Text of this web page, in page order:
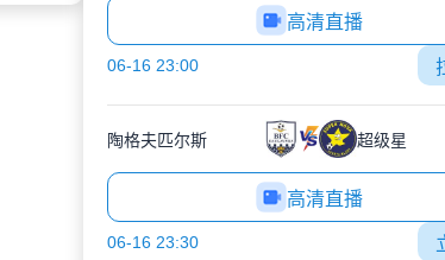
高清直播
06-16 23:00
陶格夫匹尔斯 超级星
高清直播
06-16 23:30